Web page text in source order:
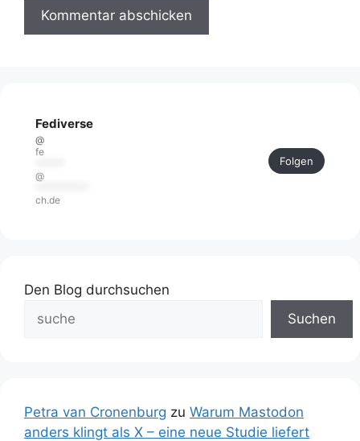
Fediverse
@
fe
@
ch.de
Folgen
Den Blog durchsuchen
Suchen
Petra van Cronenburg zu Warum Mastodon
anders klingt als X – eine neue Studie liefert